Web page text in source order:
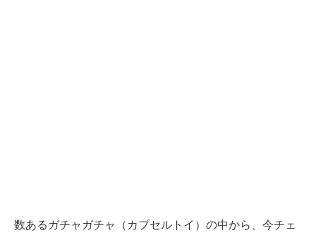
数あるガチャガチャ（カプセルトイ）の中から、今チェ